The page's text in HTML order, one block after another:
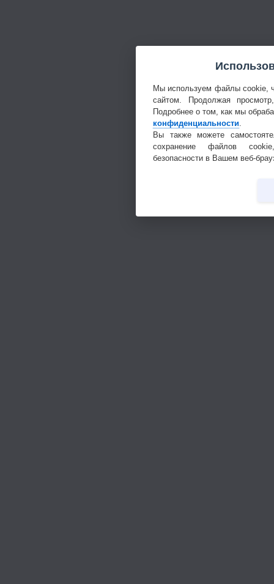
Мы используем файлы cookie,
сайтом. Продолжая
Подробнее о том, как мы
конфиденциальности.
Вы также можете
сохранение файлов
безопасности в Вашем веб-